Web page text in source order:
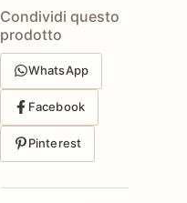
Condividi questo
prodotto
WhatsApp
Facebook
Pinterest